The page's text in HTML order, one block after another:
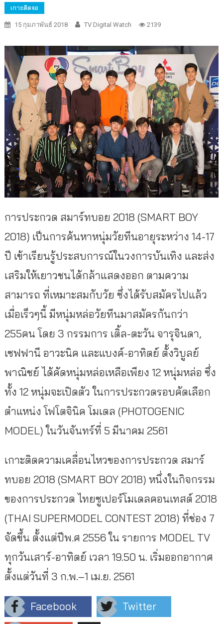
เกาะติดจอ
15 กุมภาพันธ์ 2018 TV Digital Watch 2139
การประกวด สมาร์ทบอย 2018 (SMART BOY
2018) เป็นการค้นหาหนุ่มวัยทีนอายุระหว่าง 14-17
ปี เข้าเรียนรู้ประสบการณ์ในวงการบันเทิง และส่ง
เสริมให้เยาวชนได้กล้าแสดงออก ตามความ
สามารถ ที่เหมาะสมกับวัย ซึ่งได้รับสมัครไปแล้ว
เมื่อเร็วๆนี้ มีหนุ่มหล่อวัยทีนมาสมัครกันกว่า
255คน โดย 3 กรรมการ เติ้ล-ตะวัน จารุจินดา,
เซฟฟานี อาวะนิค และแบงค์-อาทิตย์ ตั้งวิบูลย์
พาณิชย์ ได้คัดหนุ่มหล่อเหลือเพียง 12 หนุ่มหล่อ ซึ่ง
ทั้ง 12 หนุ่มจะเปิดตัว ในการประกวดรอบคัดเลือก
ตำแหน่ง โฟโตจินิค โมเดล (PHOTOGENIC
MODEL) ในวันจันทร์ที่ 5 มีนาคม 2561
เกาะติดความเคลื่อนไหวของการประกวด สมาร์
ทบอย 2018 (SMART BOY 2018) หนึ่งในกิจกรรม
ของการประกวด ไทยซูเปอร์โมเดลคอนเทสต์ 2018
(THAI SUPERMODEL CONTEST 2018) ที่ช่อง 7
จัดขึ้น ตั้งแต่ปีพ.ศ 2556 ใน รายการ MODEL TV
ทุกวันเสาร์-อาทิตย์ เวลา 19.50 น. เริ่มออกอากาศ
ตั้งแต่วันที่ 3 ก.พ.–1 เม.ย. 2561
Facebook
Twitter